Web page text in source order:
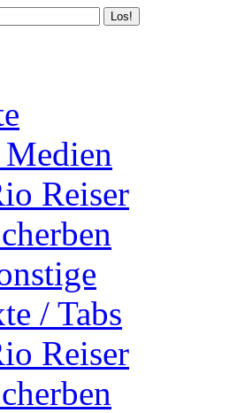
Reiser
/ Tabs
Reiser